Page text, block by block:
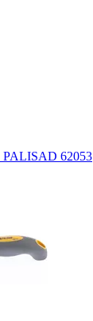
PALISAD 62053